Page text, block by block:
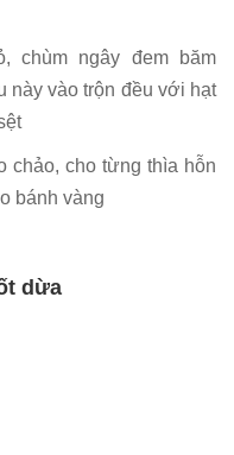
chùm ngây đem băm
này vào trộn đều với hạt
chảo, cho từng thìa hỗn
bánh vàng
dừa